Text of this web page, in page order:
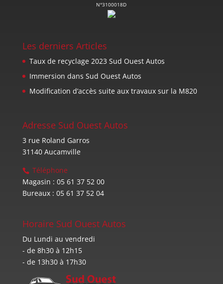
N°3100018D
Les derniers Articles
Taux de recyclage 2023 Sud Ouest Autos
Immersion dans Sud Ouest Autos
Modification d’accès suite aux travaux sur la M820
Adresse Sud Ouest Autos
3 rue Roland Garros
31140 Aucamville
Téléphone
Magasin : 05 61 37 52 00
Bureaux : 05 61 37 52 04
Horaire Sud Ouest Autos
Du Lundi au vendredi
- de 8h30 à 12h15
- de 13h30 à 17h30